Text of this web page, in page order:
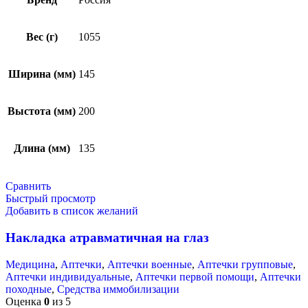
Вес (г) 1055
Ширина (мм) 145
Выстота (мм) 200
Длина (мм) 135
Сравнить
Быстрый просмотр
Добавить в список желаний
Накладка атравматичная на глаз
Медицина, Аптечки, Аптечки военные, Аптечки групповые,
Аптечки индивидуальные, Аптечки первой помощи, Аптечки
походные, Средства иммобилизации
Оценка 0 из 5